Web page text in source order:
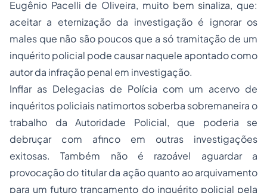
Eugênio Pacelli de Oliveira, muito bem sinaliza, que:
aceitar a eternização da investigação é ignorar os
males que não são poucos que a só tramitação de um
inquérito policial pode causar naquele apontado como
autor da infração penal em investigação.
Inflar as Delegacias de Polícia com um acervo de
inquéritos policiais natimortos soberba sobremaneira o
trabalho da Autoridade Policial, que poderia se
debruçar com afinco em outras investigações
exitosas. Também não é razoável aguardar a
provocação do titular da ação quanto ao arquivamento
para um futuro trancamento do inquérito policial pela